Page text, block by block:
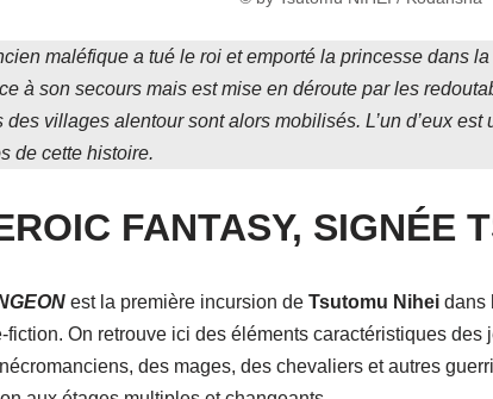
maléfique a tué le roi et emporté la princesse dans
à son secours mais est mise en déroute par les
des villages alentour sont alors mobilisés. L’un d’eux
de cette histoire.
FANTASY, SIGNÉE
est la première incursion de Tsutomu Nihei dans
fiction. On retrouve ici des éléments caractéristiques des
des mages, des chevaliers et autres